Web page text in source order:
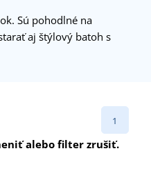
Sú pohodlné na
aj štýlový batoh s
1
alebo filter zrušiť.